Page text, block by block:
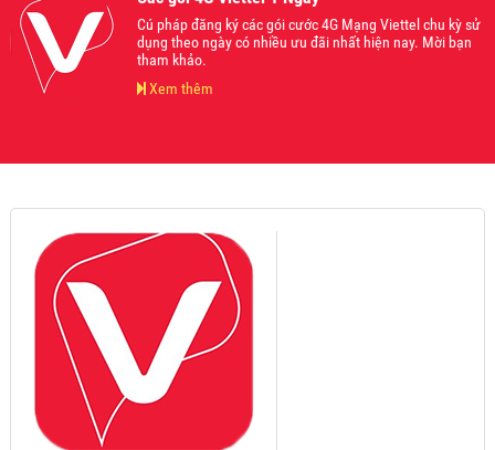
Cú pháp đăng ký các gói cước 4G Mạng Viettel chu kỳ sử
dụng theo ngày có nhiều ưu đãi nhất hiện nay. Mời bạn
tham khảo.
Xem thêm